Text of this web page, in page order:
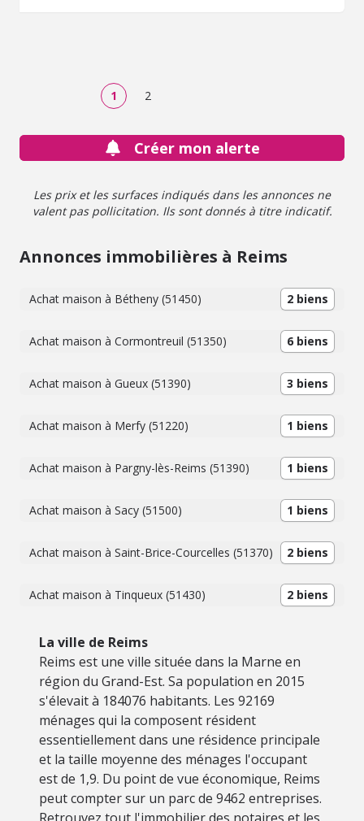
1 2
Créer mon alerte
Les prix et les surfaces indiqués dans les annonces ne
valent pas pollicitation. Ils sont donnés à titre indicatif.
Annonces immobilières à Reims
Achat maison à Bétheny (51450) 2 biens
Achat maison à Cormontreuil (51350) 6 biens
Achat maison à Gueux (51390) 3 biens
Achat maison à Merfy (51220) 1 biens
Achat maison à Pargny-lès-Reims (51390) 1 biens
Achat maison à Sacy (51500) 1 biens
Achat maison à Saint-Brice-Courcelles (51370) 2 biens
Achat maison à Tinqueux (51430) 2 biens
La ville de Reims
Reims est une ville située dans la Marne en
région du Grand-Est. Sa population en 2015
s'élevait à 184076 habitants. Les 92169
ménages qui la composent résident
essentiellement dans une résidence principale
et la taille moyenne des ménages l'occupant
est de 1,9. Du point de vue économique, Reims
peut compter sur un parc de 9462 entreprises.